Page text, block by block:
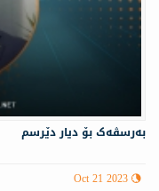
بەرسڤەک بۆ دیار دێرسم
Oct 21 2023